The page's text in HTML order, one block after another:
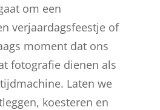
om een
verjaardagsfeestje of
moment dat ons
fotografie dienen als
Laten we
koesteren en